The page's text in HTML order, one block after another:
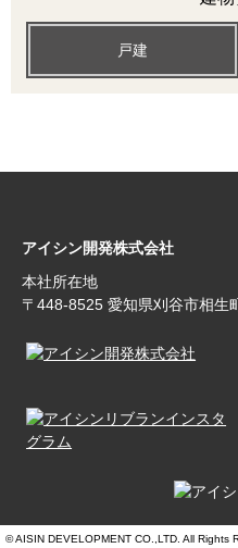
戸建
アイシン開発株式会社
本社所在地
〒448‐8525 愛知県刈谷市相生
© AISIN DEVELOPMENT CO.,LTD. All Rights